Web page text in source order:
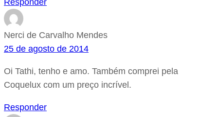
Responder
Nerci de Carvalho Mendes
25 de agosto de 2014
Oi Tathi, tenho e amo. Também comprei pela
Coquelux com um preço incrível.
Responder